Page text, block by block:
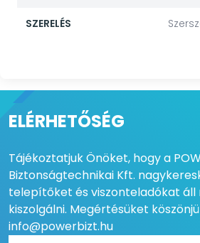
SZERELÉS
ELÉRHETŐSÉG
Tájékoztatjuk Önöket, hogy a
Biztonságtechnikai Kft.
telepítőket és viszonteladókat áll
kiszolgálni. Megértésüket
info@powerbizt.hu